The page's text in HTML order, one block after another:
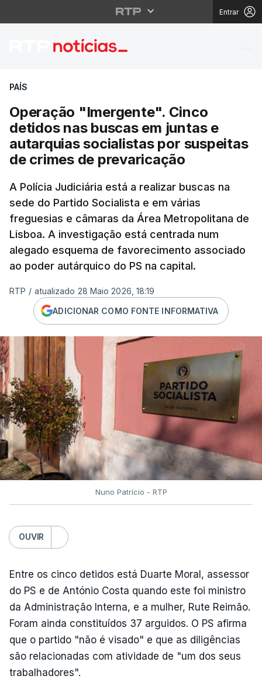
Entrar
Operação
PAÍS
Operação "Imergente". Cinco
detidos nas buscas em juntas e
autarquias socialistas por suspeitas
de crimes de prevaricação
A Polícia Judiciária está a realizar buscas na
sede do Partido Socialista e em várias
freguesias e câmaras da Área Metropolitana de
Lisboa. A investigação está centrada num
alegado esquema de favorecimento associado
ao poder autárquico do PS na capital.
RTP / atualizado 28 Maio 2026, 18:19
ADICIONAR COMO FONTE INFORMATIVA
Nuno Patrício - RTP
OUVIR
Entre os cinco detidos está Duarte Moral, assessor
do PS e de António Costa quando este foi ministro
da Administração Interna, e a mulher, Rute Reimão.
Foram ainda constituídos 37 arguidos. O PS afirma
que o partido "não é visado" e que as diligências
são relacionadas com atividade de "um dos seus
trabalhadores".